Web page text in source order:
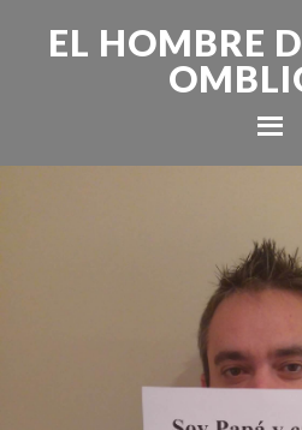
EL HOMBRE